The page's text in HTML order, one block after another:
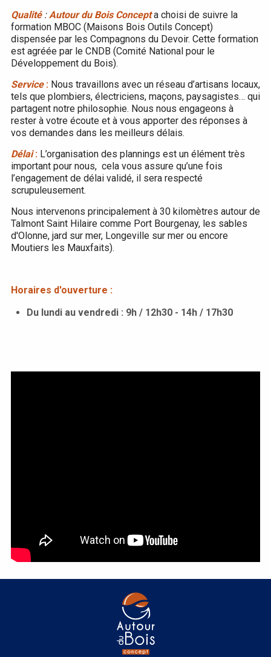
Qualité: Autour du Bois Concepta choisi de suivre la
formation MBOC (Maisons Bois Outils Concept)
dispensée par les Compagnons du Devoir. Cette formation
est agréée par le CNDB (Comité National pour le
Développement du Bois).
Service :Nous travaillons avec un réseau d’artisans locaux,
tels que plombiers, électriciens, maçons, paysagistes… qui
partagent notre philosophie. Nous nous engageons à
rester à votre écoute et à vous apporter des réponses à
vos demandes dans les meilleurs délais.
Délai:L’organisation des plannings est un élément très
important pour nous, cela vous assure qu’une fois
l’engagement de délai validé, il sera respecté
scrupuleusement.
Nous intervenons principalement à 30 kilomètres autour de
Talmont Saint Hilaire comme Port Bourgenay, les sables
d'Olonne, jard sur mer, Longeville sur mer ou encore
Moutiers les Mauxfaits).
Horaires d'ouverture :
Du lundi au vendredi : 9h / 12h30 - 14h / 17h30